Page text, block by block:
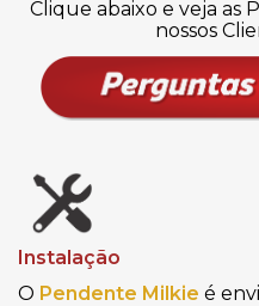
Clique abaixo e veja as
nossos
Instalação
O Pendente Milkie é